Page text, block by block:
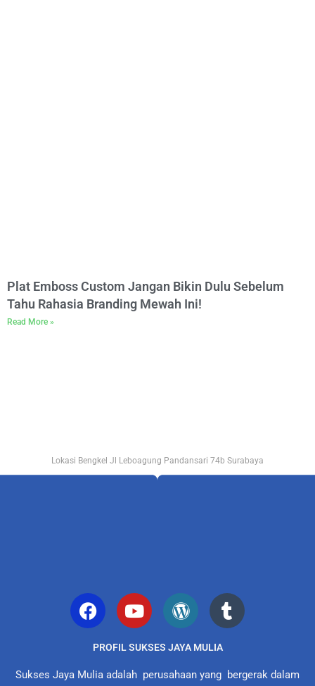
Plat Emboss Custom Jangan Bikin Dulu Sebelum
Tahu Rahasia Branding Mewah Ini!
Read More »
Lokasi Bengkel Jl Leboagung Pandansari 74b Surabaya
PROFIL SUKSES JAYA MULIA
Sukses Jaya Mulia adalah perusahaan yang bergerak dalam